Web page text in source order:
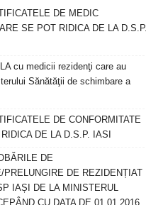
DE MEDIC
SE POT RIDICA DE LA D.S.P.
cu medicii rezidenţi care au
Sănătăţii de schimbare a
DE CONFORMITATE
DE LA D.S.P. IASI
DE
PRELUNGIRE DE REZIDENȚIAT
IAȘI DE LA MINISTERUL
CU DATA DE 01.01.2016